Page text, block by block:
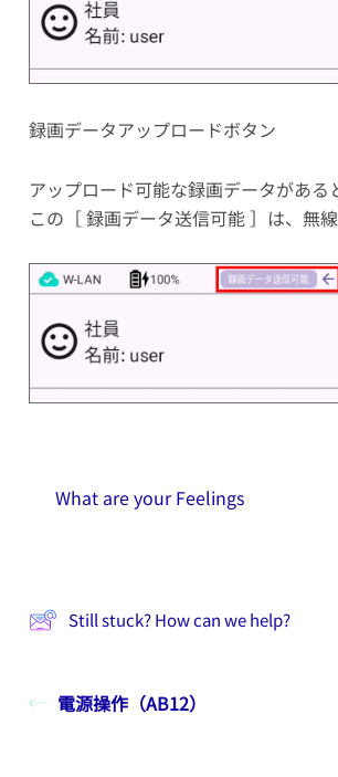
録画データアップロードボタン
アップロード可能な録画データがある
この［ 録画データ送信可能 ］は、無
What are your Feelings
Still stuck? How can we help?
電源操作（AB12）